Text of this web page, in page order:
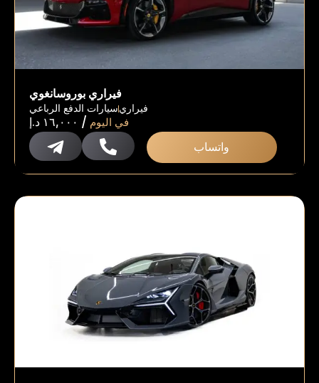
فيراري بوروسانغوي
سيارات الدفع الرباعيفيراري
١٦,٠٠٠ د.إ / في اليوم
واتساب